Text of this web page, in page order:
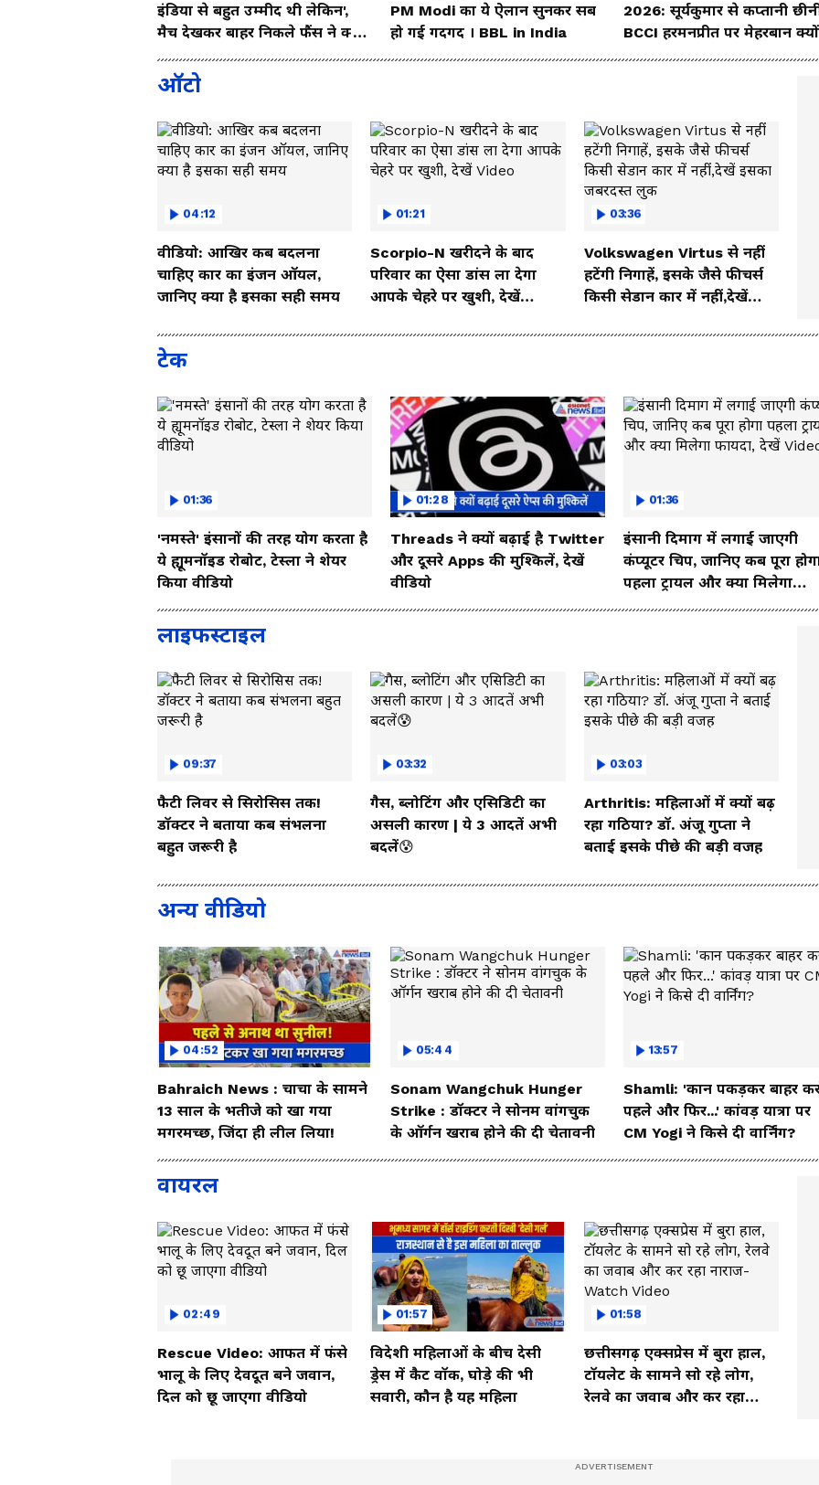
इंडिया से बहुत उम्मीद थी लेकिन',
मैच देखकर बाहर निकले फैंस ने क्या
PM Modi का ये ऐलान सुनकर सब
हो गई गदगद । BBL in India
2026: सूर्यकुमार से कप्तानी
BCCI हरमनप्रीत पर मेहरबान
ऑटो
04:12
वीडियो: आखिर कब बदलना
चाहिए कार का इंजन ऑयल,
जानिए क्या है इसका सही समय
01:21
Scorpio-N खरीदने के बाद
परिवार का ऐसा डांस ला देगा
आपके चेहरे पर खुशी, देखें
03:36
Volkswagen Virtus से नहीं
हटेंगी निगाहें, इसके जैसे फीचर्स
किसी सेडान कार में नहीं,देखें
टेक
01:36
'नमस्ते' इंसानों की तरह योग करता है
ये ह्यूमनॉइड रोबोट, टेस्ला ने शेयर
किया वीडियो
01:28
Threads ने क्यों बढ़ाई है Twitter
और दूसरे Apps की मुश्किलें, देखें
वीडियो
01:36
इंसानी दिमाग में लगाई जाएगी
कंप्यूटर चिप, जानिए कब पूरा
पहला ट्रायल और क्या मिलेगा
फायदा, देखें Video
लाइफस्टाइल
09:37
फैटी लिवर से सिरोसिस तक!
डॉक्टर ने बताया कब संभलना
बहुत जरूरी है
03:32
गैस, ब्लोटिंग और एसिडिटी का
असली कारण | ये 3 आदतें अभी
बदलें😰
03:03
Arthritis: महिलाओं में क्यों बढ़
रहा गठिया? डॉ. अंजू गुप्ता ने
बताई इसके पीछे की बड़ी वजह
अन्य वीडियो
04:52
Bahraich News : चाचा के सामने
13 साल के भतीजे को खा गया
मगरमच्छ, जिंदा ही लील लिया!
05:44
Sonam Wangchuk Hunger
Strike : डॉक्टर ने सोनम वांगचुक
के ऑर्गन खराब होने की दी चेतावनी
13:57
Shamli: 'कान पकड़कर बाहर
पहले और फिर...' कांवड़ यात्रा पर
CM Yogi ने किसे दी वार्निंग?
वायरल
02:49
Rescue Video: आफत में फंसे
भालू के लिए देवदूत बने जवान,
दिल को छू जाएगा वीडियो
01:57
विदेशी महिलाओं के बीच देसी
ड्रेस में कैट वॉक, घोड़े की भी
सवारी, कौन है यह महिला
01:58
छत्तीसगढ़ एक्सप्रेस में बुरा हाल,
टॉयलेट के सामने सो रहे लोग,
रेलवे का जवाब और कर रहा